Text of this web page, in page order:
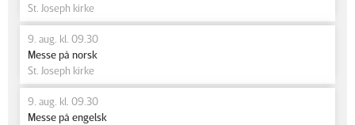
St. Joseph kirke
9. aug. kl. 09.30
Messe på norsk
St. Joseph kirke
9. aug. kl. 09.30
Messe på engelsk